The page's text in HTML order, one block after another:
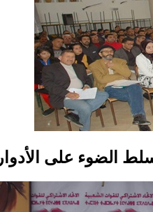
الضوء على